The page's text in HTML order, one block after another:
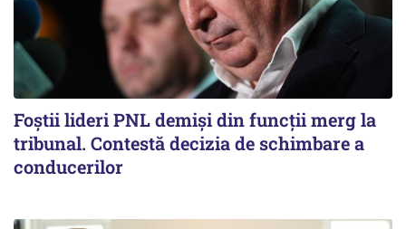
Foștii lideri PNL demiși din funcții merg la
tribunal. Contestă decizia de schimbare a
conducerilor